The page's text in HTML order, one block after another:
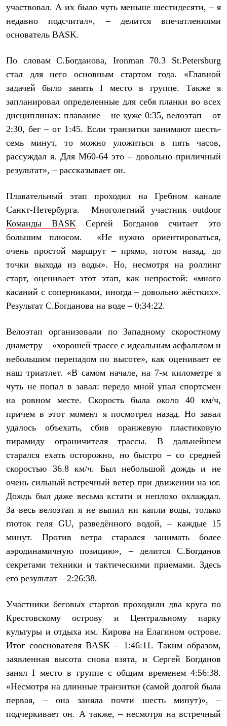
Куртки
Брюки
Штормовая одежда
Куртки
Брюки
Лёгкая одежда
Футболки
Толстовки
Термобелье
Теплое термобелье
Среднее термобелье
Легкое термобелье
Флисовая одежда
Куртки
Утепленная пухом
Комбинезоны
Брюки
Утепленная синтетикой
Куртки
Брюки
Футболки
Толстовки
Брюки
Софтшелл одежда
Флисовая одежда
Куртки
Брюки
Жилеты
Комбинезоны
Комплект термобелья
Снаряжение
Палатки
Тенты
Аксессуары для палаток
Рюкзаки
Экспедиционные
Легкоходные
Городские
Аксессуары для рюкзаков
Спальные мешки
Комбинированные
С синтетическим утеплителем
Аксессуары для спальников
Сумки и баулы
Баулы
Сумки
Полезные аксессуары
Еда
Коврики
Обувь
Женская обувь
Сапоги
Ботинки
Ботинки
Кроссовки
Гамаши и бахилы
участвовал. А их было чуть меньше шестидесяти, – я
недавно подсчитал», – делится впечатлениями
основатель BASK.
По словам С.Богданова, Ironman 70.3 St.Petersburg
стал для него основным стартом года. «Главной
задачей было занять I место в группе. Также я
запланировал определенные для себя планки во всех
дисциплинах: плавание – не хуже 0:35, велоэтап – от
2:30, бег – от 1:45. Если транзитки занимают шесть-
семь минут, то можно уложиться в пять часов,
рассуждал я. Для М60-64 это – довольно приличный
результат», – рассказывает он.
Плавательный этап проходил на Гребном канале
Санкт-Петербурга. Многолетний участник outdoor
Команды BASKСергей Богданов считает это
большим плюсом. «Не нужно ориентироваться,
очень простой маршрут – прямо, потом назад, до
точки выхода из воды». Но, несмотря на роллинг
старт, оценивает этот этап, как непростой: «много
касаний с соперниками, иногда – довольно жёстких».
Результат С.Богданова на воде – 0:34:22.
Велоэтап организовали по Западному скоростному
диаметру – «хорошей трассе с идеальным асфальтом и
небольшим перепадом по высоте», как оценивает ее
наш триатлет. «В самом начале, на 7-м километре я
чуть не попал в завал: передо мной упал спортсмен
на ровном месте. Скорость была около 40 км/ч,
причем в этот момент я посмотрел назад. Но завал
удалось объехать, сбив оранжевую пластиковую
пирамиду ограничителя трассы. В дальнейшем
старался ехать осторожно, но быстро – со средней
скоростью 36.8 км/ч. Был небольшой дождь и не
очень сильный встречный ветер при движении на юг.
Дождь был даже весьма кстати и неплохо охлаждал.
За весь велоэтап я не выпил ни капли воды, только
глоток геля GU, разведённого водой, – каждые 15
минут. Против ветра старался занимать более
аэродинамичную позицию», – делится С.Богданов
секретами техники и тактическими приемами. Здесь
его результат – 2:26:38.
Участники беговых стартов проходили два круга по
Крестовскому острову и Центральному парку
культуры и отдыха им. Кирова на Елагином острове.
Итог сооснователя BASK – 1:46:11. Таким образом,
заявленная высота снова взята, и Сергей Богданов
занял I место в группе с общим временем 4:56:38.
«Несмотря на длинные транзитки (самой долгой была
первая, – она заняла почти шесть минут)», –
подчеркивает он. А также, – несмотря на встречный